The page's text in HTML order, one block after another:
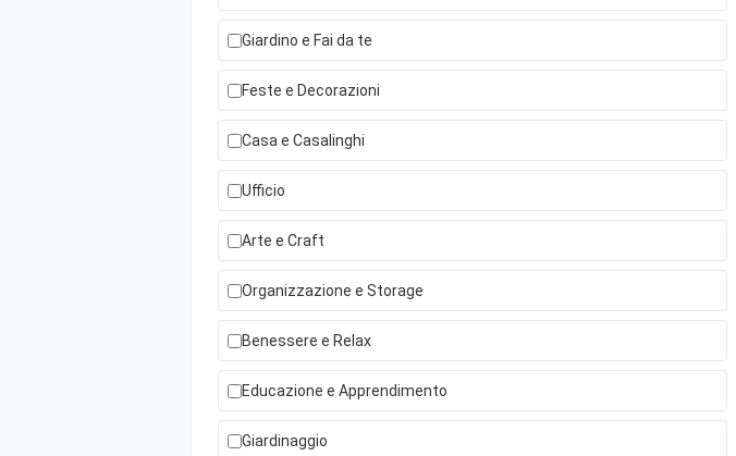
Giardino e Fai da te
Feste e Decorazioni
Casa e Casalinghi
Ufficio
Arte e Craft
Organizzazione e Storage
Benessere e Relax
Educazione e Apprendimento
Giardinaggio